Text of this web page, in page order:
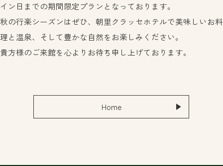
イン日までの期間限定プランとなっております。
秋の行楽シーズンはぜひ、朝里クラッセホテルで美味しいお料
理と温泉、そして豊かな自然をお楽しみください。
貴方様のご来館を心よりお待ち申し上げております。
Home